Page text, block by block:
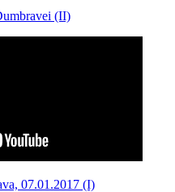
(II)
07.01.2017 (I)